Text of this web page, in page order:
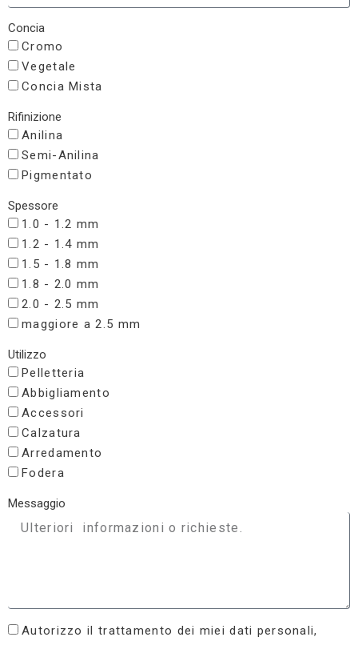
Concia
Cromo
Vegetale
Concia Mista
Rifinizione
Anilina
Semi-Anilina
Pigmentato
Spessore
1.0 - 1.2 mm
1.2 - 1.4 mm
1.5 - 1.8 mm
1.8 - 2.0 mm
2.0 - 2.5 mm
maggiore a 2.5 mm
Utilizzo
Pelletteria
Abbigliamento
Accessori
Calzatura
Arredamento
Fodera
Messaggio
Autorizzo il trattamento dei miei dati personali,